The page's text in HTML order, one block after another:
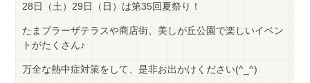
28日（土）29日（日）は第35回夏祭り！
たまプラーザテラスや商店街、美しが丘公園で楽しいイベン
トがたくさん♪
万全な熱中症対策をして、是非お出かけください(^_^)